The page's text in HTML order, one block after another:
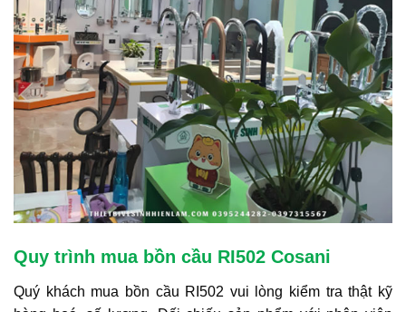
Quy trình mua bồn cầu RI502 Cosani
Quý khách mua bồn cầu RI502 vui lòng kiểm tra thật kỹ